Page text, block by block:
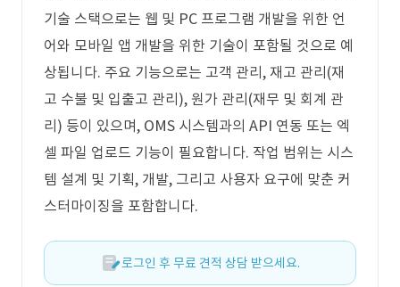
기술 스택으로는 웹 및 PC 프로그램 개발을 위한 언
어와 모바일 앱 개발을 위한 기술이 포함될 것으로 예
상됩니다. 주요 기능으로는 고객 관리, 재고 관리(재
고 수불 및 입출고 관리), 원가 관리(재무 및 회계 관
리) 등이 있으며, OMS 시스템과의 API 연동 또는 엑
셀 파일 업로드 기능이 필요합니다. 작업 범위는 시스
템 설계 및 기획, 개발, 그리고 사용자 요구에 맞춘 커
스터마이징을 포함합니다.
로그인 후 무료 견적 상담 받으세요.